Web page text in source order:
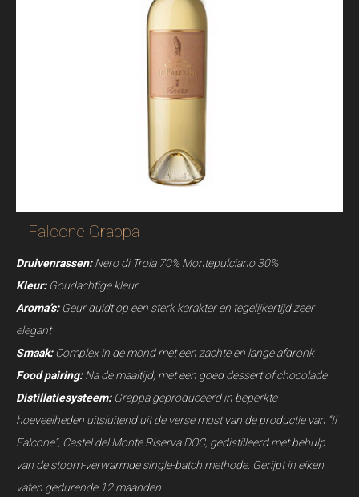
Il Falcone Grappa
Druivenrassen:Nero di Troia 70% Montepulciano 30%
Kleur: Goudachtige kleur
Aroma’s: Geur duidt op een sterk karakter en tegelijkertijd zeer
elegant
Smaak:Complex in de mond met een zachte en lange afdronk
Food pairing:Na de maaltijd, met een goed dessert of chocolade
Distillatiesysteem: Grappa geproduceerd in beperkte
hoeveelheden uitsluitend uit de verse most van de productie van “Il
Falcone”, Castel del Monte Riserva DOC, gedistilleerd met behulp
van de stoom-verwarmde single-batch methode. Gerijpt in eiken
vaten gedurende 12 maanden